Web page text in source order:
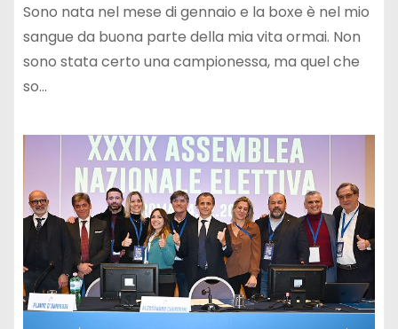
Sono nata nel mese di gennaio e la boxe è nel mio
sangue da buona parte della mia vita ormai. Non
sono stata certo una campionessa, ma quel che
so…